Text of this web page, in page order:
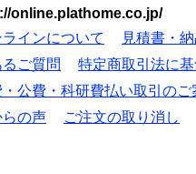
online.plathome.co.jp/
インについて
見積書・
ご質問
特定商取引法に
公費・科研費払い取引のご
の声 ご注文の取り消し